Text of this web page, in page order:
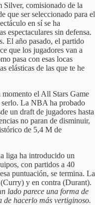
Silver, comisionado de la
que ser seleccionado para el
en sí se ha
espectaculares sin defensa.
El año pasado, el partido
que los jugadores van a
pasa con esas locas
elásticas de las que te he
momento el All Stars Game
La NBA ha probado
un draft de jugadores hasta
no paran de disminuir,
de 5,4 M de
liga ha introducido un
con partidos a 40
puntuación, se termina. La
y en contra (Durant).
lado parece una forma de
hacerlo más vertiginoso.